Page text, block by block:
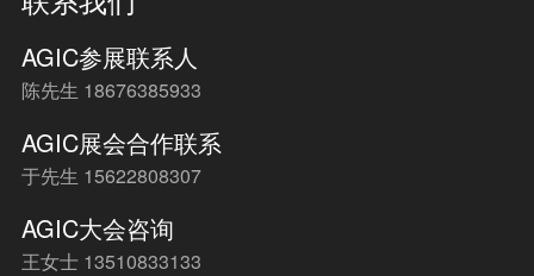
AGIC参展联系人
陈先生 18676385933
AGIC展会合作联系
于先生 15622808307
AGIC大会咨询
王女士 13510833133